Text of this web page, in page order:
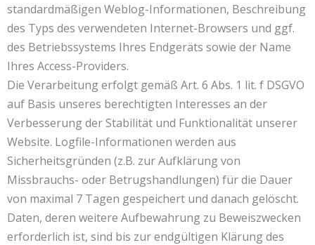
standardmäßigen Weblog-Informationen, Beschreibung
des Typs des verwendeten Internet-Browsers und ggf.
des Betriebssystems Ihres Endgeräts sowie der Name
Ihres Access-Providers.
Die Verarbeitung erfolgt gemäß Art. 6 Abs. 1 lit. f DSGVO
auf Basis unseres berechtigten Interesses an der
Verbesserung der Stabilität und Funktionalität unserer
Website. Logfile-Informationen werden aus
Sicherheitsgründen (z.B. zur Aufklärung von
Missbrauchs- oder Betrugshandlungen) für die Dauer
von maximal 7 Tagen gespeichert und danach gelöscht.
Daten, deren weitere Aufbewahrung zu Beweiszwecken
erforderlich ist, sind bis zur endgültigen Klärung des